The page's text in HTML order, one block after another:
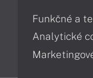
Diagnostiky
Funkčné a
Analytické